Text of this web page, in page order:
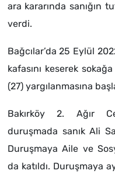
ara kararında sanığın
verdi.
Bağcılar’da 25 Eylül
kafasını keserek
(27) yargılanmasına
Bakırköy 2. Ağır
duruşmada sanık Ali
Duruşmaya Aile ve
da katıldı. Duruşmaya